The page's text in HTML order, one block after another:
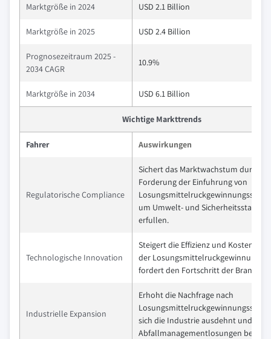
Marktgröße in 2024 USD 2.1 Billion
Marktgröße in 2025 USD 2.4 Billion
Prognosezeitraum 2025 -
2034 CAGR
10.9%
Marktgröße in 2034 USD 6.1 Billion
Wichtige Markttrends
Fahrer Auswirkungen
Regulatorische Compliance
Sichert das Marktwachstum durch
Forderung der Einfuhrung von
um Umwelt- und
erfullen.
Technologische Innovation
Steigert die Effizienz und
der Losungsmittelruckgewinnung
fordert den Fortschritt der Branche.
Industrielle Expansion
Erhoht die Nachfrage nach
sich die Industrie ausdehnt und
Abfallmanagementlosungen